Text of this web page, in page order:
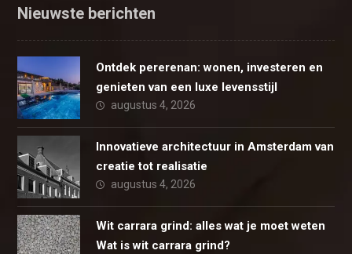
Nieuwste berichten
Ontdek pererenan: wonen, investeren en
genieten van een luxe levensstijl
augustus 4, 2026
Innovatieve architectuur in Amsterdam van
creatie tot realisatie
augustus 4, 2026
Wit carrara grind: alles wat je moet weten
Wat is wit carrara grind?